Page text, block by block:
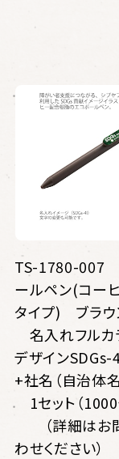
TS-1780-007
ールペン(コー
タイプ) ブラ
名入れフル
デザイン
+社名（自治体
1セット（
（詳細はお
わせください）